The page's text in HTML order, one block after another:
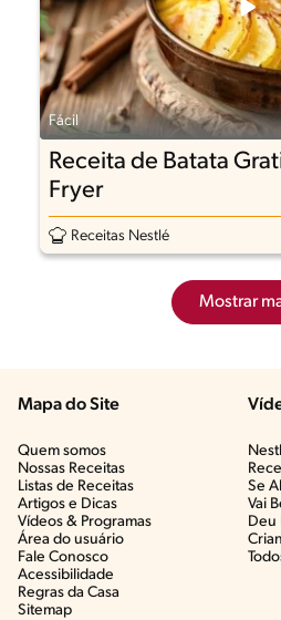
Fácil
Receita de Batata
Fryer
Receitas Nestlé
Mostrar
Mapa do Site
Quem somos
Nossas Receitas
Listas de Receitas​
Artigos e Dicas​
Vídeos & Programas​
Área do usuário
Fale Conosco
Acessibilidade
Regras da Casa
Sitemap
Se
Vai
Deu